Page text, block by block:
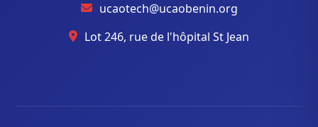
ucaotech@ucaobenin.org
Lot 246, rue de l'hôpital St Jean